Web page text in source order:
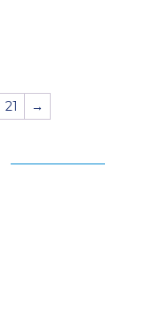
21 →